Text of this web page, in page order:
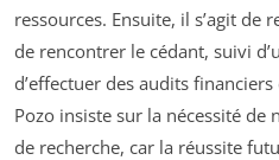
ressources. Ensuite, il s’agit de
de rencontrer le cédant, suivi
d’effectuer des audits
Pozo insiste sur la nécessité de
de recherche, car la réussite